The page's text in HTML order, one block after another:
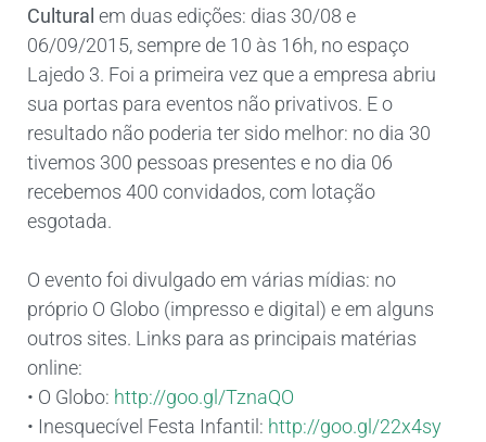
Cultural em duas edições: dias 30/08 e
06/09/2015, sempre de 10 às 16h, no espaço
Lajedo 3. Foi a primeira vez que a empresa abriu
sua portas para eventos não privativos. E o
resultado não poderia ter sido melhor: no dia 30
tivemos 300 pessoas presentes e no dia 06
recebemos 400 convidados, com lotação
esgotada.
O evento foi divulgado em várias mídias: no
próprio O Globo (impresso e digital) e em alguns
outros sites. Links para as principais matérias
online:
• O Globo: http://goo.gl/TznaQO
• Inesquecível Festa Infantil: http://goo.gl/22x4sy